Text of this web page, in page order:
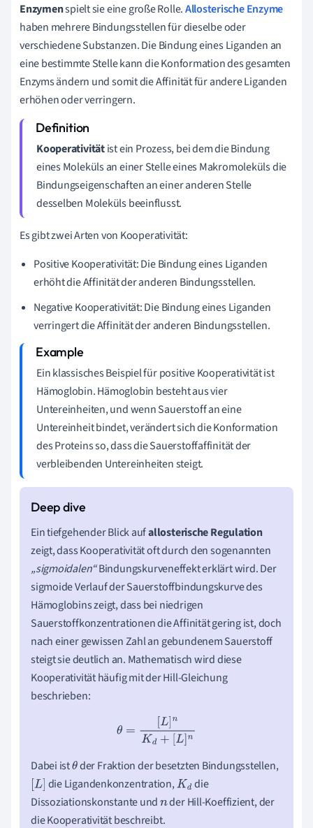
Enzymenspielt sie eine große Rolle.Allosterische Enzyme
haben mehrere Bindungsstellen für dieselbe oder
verschiedene Substanzen. Die Bindung eines Liganden an
eine bestimmte Stelle kann die Konformation des gesamten
Enzyms ändern und somit die Affinität für andere Liganden
erhöhen oder verringern.
Kooperativitätist ein Prozess, bei dem die Bindung
eines Moleküls an einer Stelle eines Makromoleküls die
Bindungseigenschaften an einer anderen Stelle
desselben Moleküls beeinflusst.
Es gibt zwei Arten von Kooperativität:
Positive Kooperativität: Die Bindung eines Liganden
erhöht die Affinität der anderen Bindungsstellen.
Negative Kooperativität: Die Bindung eines Liganden
verringert die Affinität der anderen Bindungsstellen.
Ein klassisches Beispiel für positive Kooperativität ist
Hämoglobin. Hämoglobin besteht aus vier
Untereinheiten, und wenn Sauerstoff an eine
Untereinheit bindet, verändert sich die Konformation
des Proteins so, dass die Sauerstoffaffinität der
verbleibenden Untereinheiten steigt.
Ein tiefgehender Blick aufallosterische Regulation
zeigt, dass Kooperativität oft durch den sogenannten
„sigmoidalen“Bindungskurveneffekt erklärt wird. Der
sigmoide Verlauf der Sauerstoffbindungskurve des
Hämoglobins zeigt, dass bei niedrigen
Sauerstoffkonzentrationen die Affinität gering ist, doch
nach einer gewissen Zahl an gebundenem Sauerstoff
steigt sie deutlich an. Mathematisch wird diese
Kooperativität häufig mit der Hill-Gleichung
beschrieben:
θ=[ Kd+[L
Dabei istθder Fraktion der besetzten Bindungsstellen,
L] die Ligandenkonzentration,Kd die
Dissoziationskonstante undnder Hill-Koeffizient, der
die Kooperativität beschreibt.